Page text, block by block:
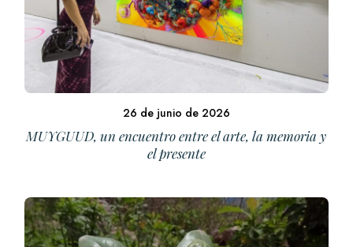
26 de junio de 2026
MUYGUUD, un encuentro entre el arte, la memoria y
el presente